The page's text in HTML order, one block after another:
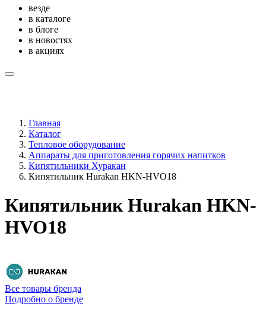
везде
в каталоге
в блоге
в новостях
в акциях
Главная
Каталог
Тепловое оборудование
Аппараты для приготовления горячих напитков
Кипятильники Хуракан
Кипятильник Hurakan HKN-HVO18
Кипятильник Hurakan HKN-
HVO18
Все товары бренда
Подробно о бренде